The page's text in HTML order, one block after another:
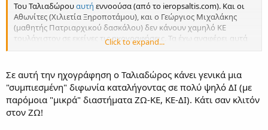
Του Ταλιαδώρουαυτή εννοούσα (από το ieropsaltis.com). Και οι
Αθωνίτες (Χιλιετία Ξηροποτάμου), και ο Γεώργιος Μιχαλάκης
(μαθητής Πατριαρχικού δασκάλου) δεν κάνουν χαμηλό ΚΕ
τουλάχιστον σε εκείνες τις ηχογραφήσεις. Τα έχω αναφέρει αυτά
στο οικείο θέμα ήδη από παλιά εάν θυμάμαι καλά.
Click to expand...
Σε αυτή την ηχογράφηση ο Ταλιαδώρος κάνει γενικά μια
"συμπιεσμένη" διφωνία καταλήγοντας σε πολύ ψηλό ΔΙ (με
παρόμοια "μικρά" διαστήματα ΖΩ-ΚΕ, ΚΕ-ΔΙ). Κάτι σαν κλιτόν
στον ΖΩ!